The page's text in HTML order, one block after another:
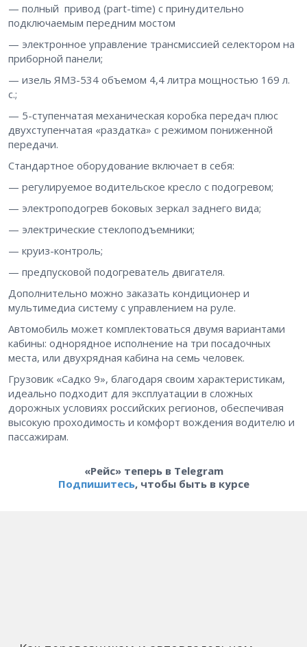
— полный привод (part-time) с принудительно
подключаемым передним мостом
— электронное управление трансмиссией селектором на
приборной панели;
— изель ЯМЗ-534 объемом 4,4 литра мощностью 169 л.
с.;
— 5-ступенчатая механическая коробка передач плюс
двухступенчатая «раздатка» с режимом пониженной
передачи.
Стандартное оборудование включает в себя:
— регулируемое водительское кресло с подогревом;
— электроподогрев боковых зеркал заднего вида;
— электрические стеклоподъемники;
— круиз-контроль;
— предпусковой подогреватель двигателя.
Дополнительно можно заказать кондиционер и
мультимедиа систему с управлением на руле.
Автомобиль может комплектоваться двумя вариантами
кабины: однорядное исполнение на три посадочных
места, или двухрядная кабина на семь человек.
Грузовик «Садко 9», благодаря своим характеристикам,
идеально подходит для эксплуатации в сложных
дорожных условиях российских регионов, обеспечивая
высокую проходимость и комфорт вождения водителю и
пассажирам.
«Рейс» теперь в Telegram
Подпишитесь, чтобы быть в курсе